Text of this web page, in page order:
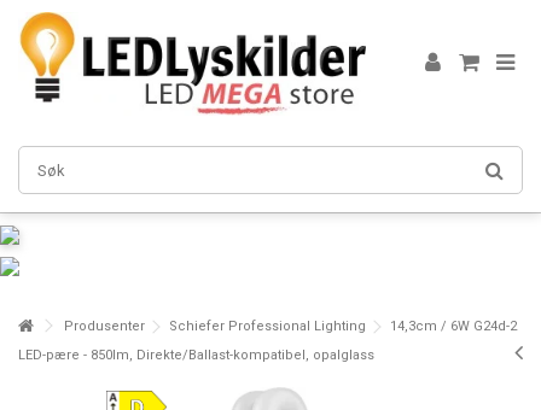
Produsenter Schiefer Professional Lighting
14,3cm / 6W G24d-2
LED-pære - 850lm, Direkte/Ballast-kompatibel, opalglass